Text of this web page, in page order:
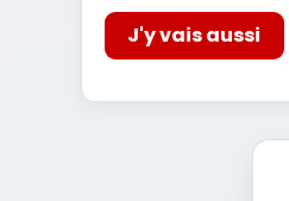
J'y vais aussi